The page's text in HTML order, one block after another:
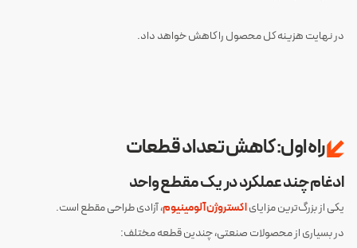
در نهایت هزینه کل محصول را کاهش خواهد داد.
راه اول: کاهش تعداد قطعات
ادغام چند عملکرد در یک مقطع واحد
یکی از بزرگ‌ترین مزایایاکستروژن آلومینیوم، آزادی طراحی مقطع است.
در بسیاری از محصولات صنعتی، چندین قطعه مختلف: